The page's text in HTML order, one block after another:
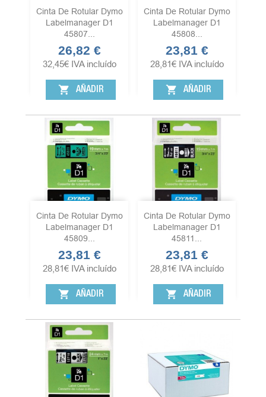
Cinta De Rotular Dymo
Labelmanager D1
45807...
Precio
26,82 €
32,45€ IVA incluído
shopping_cart AÑADIR
Cinta De Rotular Dymo
Labelmanager D1
45808...
Precio
23,81 €
28,81€ IVA incluído
shopping_cart AÑADIR
Cinta De Rotular Dymo
Labelmanager D1
45809...
Precio
23,81 €
28,81€ IVA incluído
shopping_cart AÑADIR
Cinta De Rotular Dymo
Labelmanager D1
45811...
Precio
23,81 €
28,81€ IVA incluído
shopping_cart AÑADIR